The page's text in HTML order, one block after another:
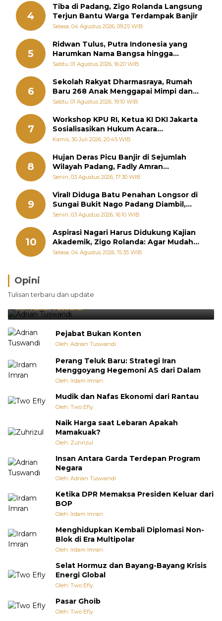
4
Tiba di Padang, Zigo Rolanda Langsung
Terjun Bantu Warga Terdampak Banjir
Selasa, 04 Agustus 2026, 09:25 WIB
5
Ridwan Tulus, Putra Indonesia yang
Harumkan Nama Bangsa hingga
Diabadikan dalam Buku Jepang
Sabtu, 01 Agustus 2026, 16:20 WIB
6
Sekolah Rakyat Dharmasraya, Rumah
Baru 268 Anak Menggapai Mimpi dan
Memutus Rantai Kemiskinan
Sabtu, 01 Agustus 2026, 19:10 WIB
7
Workshop KPU RI, Ketua KI DKI Jakarta
Sosialisasikan Hukum Acara
Penyelesaian Sengketa Informasi Publik
Kamis, 30 Juli 2026, 20:45 WIB
8
Hujan Deras Picu Banjir di Sejumlah
Wilayah Padang, Fadly Amran
Perintahkan OPD Siaga
Senin, 03 Agustus 2026, 17:30 WIB
9
Viral! Diduga Batu Penahan Longsor di
Sungai Bukit Nago Padang Diambil,
Warga Khawatir Bencana Terulang
Senin, 03 Agustus 2026, 16:10 WIB
10
Aspirasi Nagari Harus Didukung Kajian
Akademik, Zigo Rolanda: Agar Mudah
Diperjuangkan di Kementerian
Selasa, 04 Agustus 2026, 15:35 WIB
Opini
Tulisan terbaru dan update
Brasil Lebih Diunggulkan, tetapi Jepang Selalu
Punya Cara Membuat Kejutan
Oleh:Adrian Tuswandi
Pejabat Bukan Konten
Oleh: Adrian Tuswandi
Perang Teluk Baru: Strategi Iran
Menggoyang Hegemoni AS dari Dalam
Oleh: Irdam Imran
Mudik dan Nafas Ekonomi dari Rantau
Oleh: Two Efly
Naik Harga saat Lebaran Apakah
Mamakuak?
Oleh: Zuhrizul
Insan Antara Garda Terdepan Program
Negara
Oleh: Adrian Tuswandi
Ketika DPR Memaksa Presiden Keluar dari
BOP
Oleh: Irdam Imran
Menghidupkan Kembali Diplomasi Non-
Blok di Era Multipolar
Oleh: Irdam Imran
Selat Hormuz dan Bayang-Bayang Krisis
Energi Global
Oleh: Two Efly
Pasar Ghoib
Oleh: Two Efly